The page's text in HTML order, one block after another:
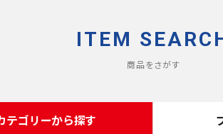
ITEM
商品をさがす
テゴリーから探す